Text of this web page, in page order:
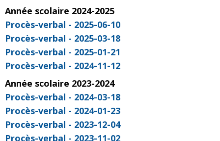
Année scolaire 2024-2025
Procès-verbal - 2025-06-10
Procès-verbal - 2025-03-18
Procès-verbal - 2025-01-21
Procès-verbal - 2024-11-12
Année scolaire 2023-2024
Procès-verbal - 2024-03-18
Procès-verbal - 2024-01-23
Procès-verbal - 2023-12-04
Procès-verbal - 2023-11-02